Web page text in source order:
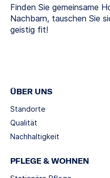
Finden Sie gemeinsame
Nachbarn, tauschen Sie
geistig fit!
ÜBER UNS
Standorte
Qualität
Nachhaltigkeit
PFLEGE & WOHNEN